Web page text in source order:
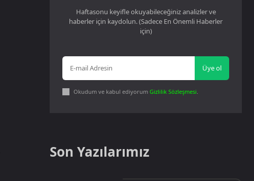
Haftasonu keyifle okuyabileceğiniz analizler ve
haberler için kaydolun. (Sadece En Önemli Haberler
için)
Üye ol
Okudum ve kabul ediyorumGizlilik Sözleşmesi.
Son Yazılarımız